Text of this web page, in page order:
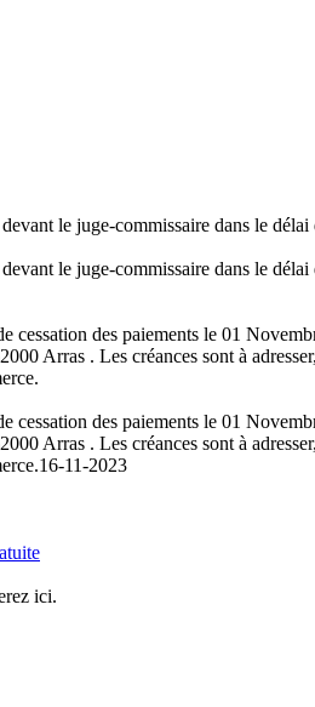
le juge-commissaire dans le
le juge-commissaire dans le
cessation des paiements le 01
Arras . Les créances sont à
cessation des paiements le 01
Arras . Les créances sont à
16-11-2023
ici.